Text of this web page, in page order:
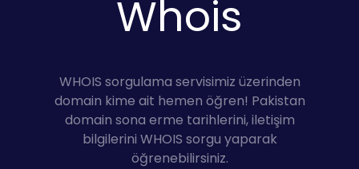
Whois
WHOIS sorgulama servisimiz üzerinden
domain kime ait hemen öğren! Pakistan
domain sona erme tarihlerini, iletişim
bilgilerini WHOIS sorgu yaparak
öğrenebilirsiniz.